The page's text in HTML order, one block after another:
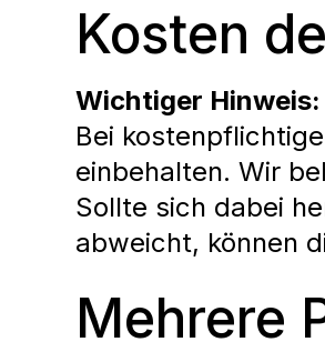
Kosten
Wichtiger Hinweis:
Bei
einbehalten. Wir
Sollte sich dabei
abweicht, können
Mehrere